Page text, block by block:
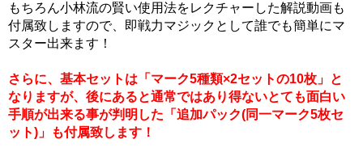
もちろん小林流の賢い使用法をレクチャーした解説動画も
付属致しますので、即戦力マジックとして誰でも簡単にマ
スター出来ます！
さらに、基本セットは「マーク5種類×2セットの10枚」と
なりますが、後にあると通常ではあり得ないとても面白い
手順が出来る事が判明した「追加パック(同一マーク5枚セ
ット)」も付属致します！